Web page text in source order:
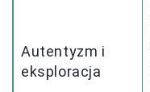
Autentyzm i
eksploracja